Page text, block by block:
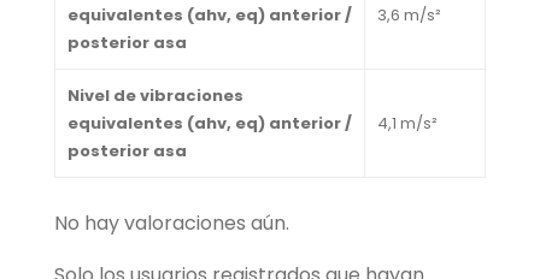
equivalentes (ahv, eq) anterior /
posterior asa
3,6 m/s²
Nivel de vibraciones
equivalentes (ahv, eq) anterior /
posterior asa
4,1 m/s²
No hay valoraciones aún.